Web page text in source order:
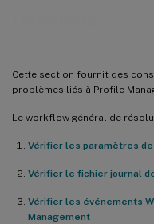
Cette section fournit des
problèmes liés à Profile
Le workflow général de
Vérifier les paramètres
Vérifier le fichier journal
Vérifier les événements
Management